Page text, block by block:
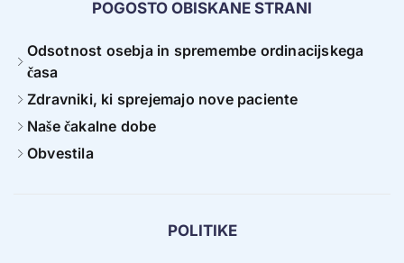
POGOSTO OBISKANE STRANI
Odsotnost osebja in spremembe ordinacijskega
časa
Zdravniki, ki sprejemajo nove paciente
Naše čakalne dobe
Obvestila
POLITIKE